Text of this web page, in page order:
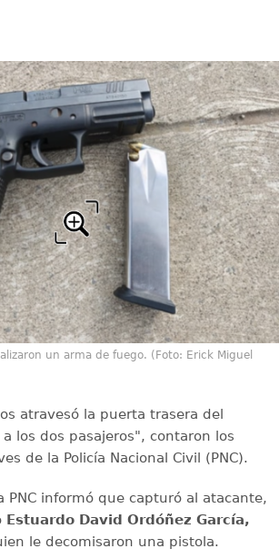
un arma de fuego. (Foto: Erick Miguel
atravesó la puerta trasera del
los dos pasajeros", contaron los
de la Policía Nacional Civil (PNC).
PNC informó que capturó al atacante,
Estuardo David Ordóñez García,
le decomisaron una pistola.